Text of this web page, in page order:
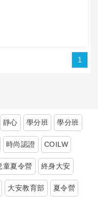
1
靜心 學分班 學分班
時尚認證 COILW
童夏令營 終身大安
大安教育部 夏令營